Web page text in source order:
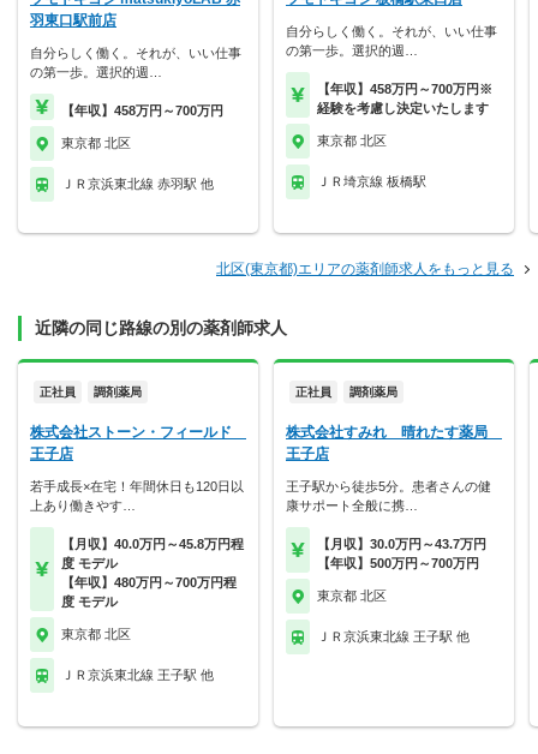
羽東口駅前店
自分らしく働く。それが、いい仕事
の第一歩。選択的週…
【年収】458万円～700万円
東京都 北区
ＪＲ京浜東北線 赤羽駅 他
自分らしく働く。それが、いい仕事
の第一歩。選択的週…
【年収】458万円～700万円※
経験を考慮し決定いたします
東京都 北区
ＪＲ埼京線 板橋駅
北区(東京都)エリアの薬剤師求人をもっと見る
近隣の同じ路線の別の薬剤師求人
正社員 調剤薬局
株式会社ストーン・フィールド
王子店
若手成長×在宅！年間休日も120日以
上あり働きやす…
【月収】40.0万円～45.8万円程
度 モデル
【年収】480万円～700万円程
度 モデル
東京都 北区
ＪＲ京浜東北線 王子駅 他
正社員 調剤薬局
株式会社すみれ 晴れたす薬局
王子店
王子駅から徒歩5分。患者さんの健
康サポート全般に携…
【月収】30.0万円～43.7万円
【年収】500万円～700万円
東京都 北区
ＪＲ京浜東北線 王子駅 他